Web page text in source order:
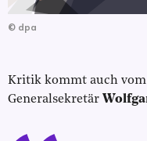
© dpa
Kritik kommt auch
Generalsekretär